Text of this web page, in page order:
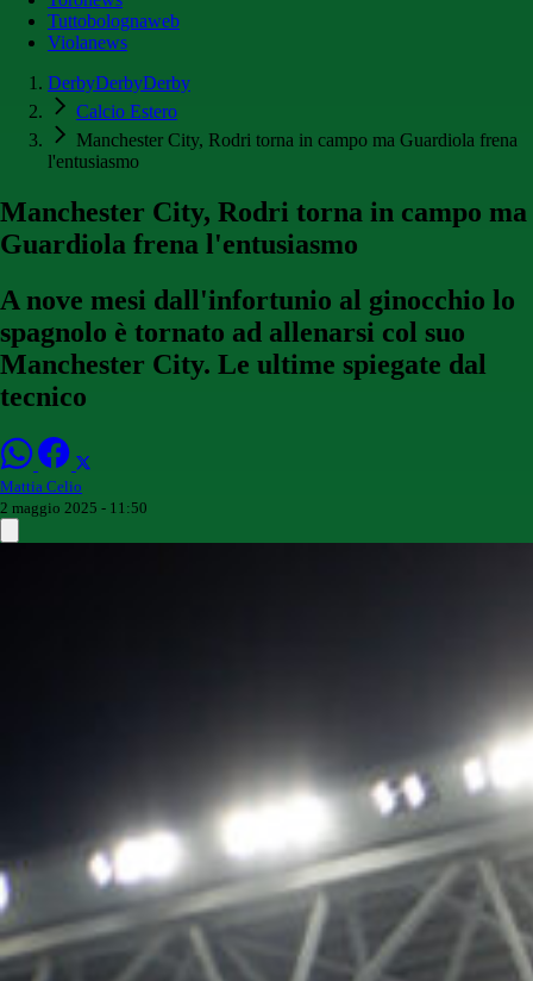
Tuttobolognaweb
Violanews
DerbyDerbyDerby
Calcio Estero
Manchester City, Rodri torna in campo ma Guardiola frena
l'entusiasmo
Manchester City, Rodri torna in campo ma
Guardiola frena l'entusiasmo
A nove mesi dall'infortunio al ginocchio lo
spagnolo è tornato ad allenarsi col suo
Manchester City. Le ultime spiegate dal
tecnico
Mattia Celio
2 maggio 2025 - 11:50